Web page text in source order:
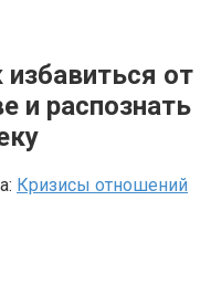
от
и распознать
Кризисы отношений